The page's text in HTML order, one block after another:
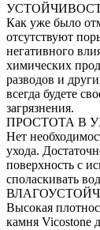
Как уже было
отсутствуют
негативного
химических
разводов и
всегда будете
загрязнения.
ПРОСТОТА В
Нет
ухода.
поверхность с
споласкивать
Высокая
камня Vicostone